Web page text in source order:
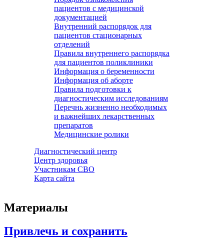
пациентов с медицинской
документацией
Внутренний распорядок для
пациентов стационарных
отделений
Правила внутреннего распорядка
для пациентов поликлиники
Информация о беременности
Информация об аборте
Правила подготовки к
диагностическим исследованиям
Перечнь жизненно необходимых
и важнейших лекарственных
препаратов
Медицинские ролики
Диагностический центр
Центр здоровья
Участникам СВО
Карта сайта
Материалы
Привлечь и сохранить